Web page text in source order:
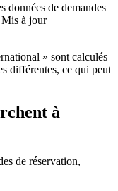
données de demandes
Mis à jour
» sont calculés
différentes, ce qui peut
à
de réservation,